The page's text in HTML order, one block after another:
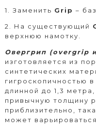
1. Заменить Grip –
2. На существующий
верхнюю намотку.
Овергрип (overgrip
изготовляется из
синтетических
гигроскопичностью
длинной до 1,3
привычную толщину
приблизительно,
может